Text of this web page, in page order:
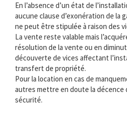
En l’absence d’un état de
aucune clause d’exonération de la
ne peut être stipulée à raison des
La vente reste valable mais
résolution de la vente ou en
découverte de vices affectant
transfert de propriété.
Pour la location en cas de
autres mettre en doute la décence
sécurité.